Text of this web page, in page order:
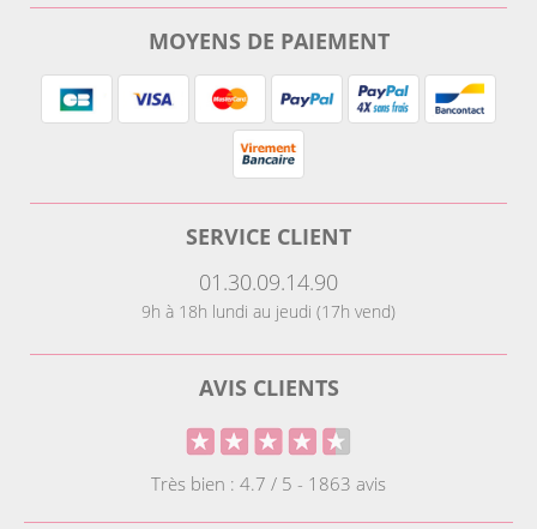
MOYENS DE PAIEMENT
SERVICE CLIENT
01.30.09.14.90
9h à 18h lundi au jeudi (17h vend)
AVIS CLIENTS
Très bien : 4.7 / 5 - 1863 avis